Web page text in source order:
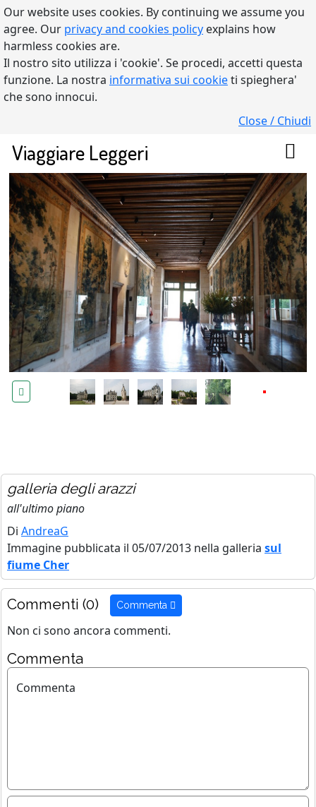
Our website uses cookies. By continuing we assume you
agree. Our privacy and cookies policy explains how
harmless cookies are.
Il nostro sito utilizza i 'cookie'. Se procedi, accetti questa
funzione. La nostra informativa sui cookieti spieghera'
che sono innocui.
Close / Chiudi
Viaggiare Leggeri
galleria degli arazzi
all'ultimo piano
Di AndreaG
Immagine pubblicata il 05/07/2013 nella galleria sul
fiume Cher
Commenti (0) Commenta
Non ci sono ancora commenti.
Commenta
Commenta